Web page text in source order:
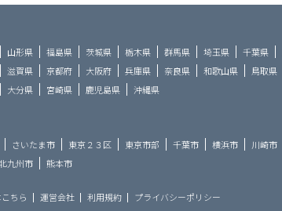
山形県 福島県 茨城県 栃木県 群馬県 埼玉県 千葉県
滋賀県 京都府 大阪府 兵庫県 奈良県 和歌山県 鳥取県
大分県 宮崎県 鹿児島県 沖縄県
さいたま市 東京２３区 東京市部 千葉市 横浜市 川崎市
九州市 熊本市
ちら 運営会社 利用規約 プライバシーポリシー